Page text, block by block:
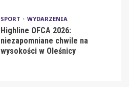
SPORT WYDARZENIA
Highline OFCA 2026:
niezapomniane chwile na
wysokości w Oleśnicy